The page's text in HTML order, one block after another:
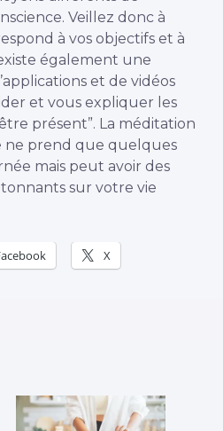
Veillez donc à
à vos objectifs et à
également une
et de vidéos
et vous expliquer les
présent”. La méditation
ne prend que quelques
mais peut avoir des
sur votre vie
X